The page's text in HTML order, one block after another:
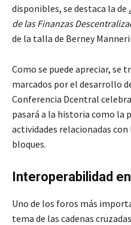
disponibles, se destaca la de
de las Finanzas
de la talla de Berney
Como se puede apreciar, se
marcados por el desarrollo
Conferencia Dcentral
pasará a la historia como la
actividades relacionadas con
bloques.
Interoperabilidad
Uno de los foros más
tema de las cadenas